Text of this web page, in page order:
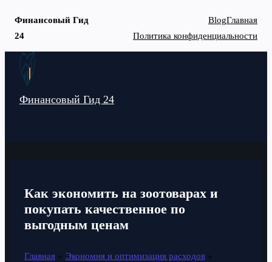
Финансовый Гид
24
BlogГлавная
Политика конфиденциальности
Перейти
Финансовый Гид 24
Как экономить на зоотоварах и
покупать качественное по
выгодным ценам
Главная
Экономия и оптимизация расходов